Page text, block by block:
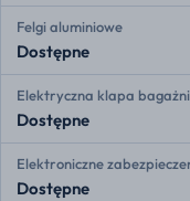
Felgi aluminiowe
Dostępne
Elektryczna klapa
Dostępne
Elektroniczne
Dostępne